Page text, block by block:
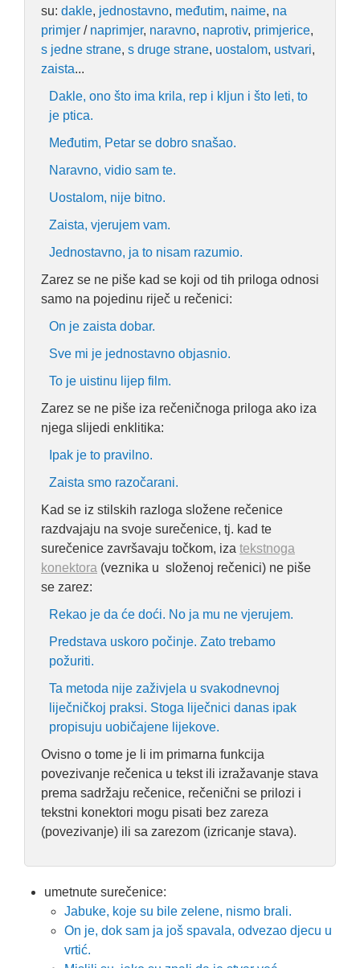
su: dakle, jednostavno, međutim, naime, na
primjer / naprimjer, naravno, naprotiv, primjerice,
s jedne strane, s druge strane, uostalom, ustvari,
zaista...
Dakle, ono što ima krila, rep i kljun i što leti, to
je ptica.
Međutim, Petar se dobro snašao.
Naravno, vidio sam te.
Uostalom, nije bitno.
Zaista, vjerujem vam.
Jednostavno, ja to nisam razumio.
Zarez se ne piše kad se koji od tih priloga odnosi
samo na pojedinu riječ u rečenici:
On je zaista dobar.
Sve mi je jednostavno objasnio.
To je uistinu lijep film.
Zarez se ne piše iza rečeničnoga priloga ako iza
njega slijedi enklitika:
Ipak je to pravilno.
Zaista smo razočarani.
Kad se iz stilskih razloga složene rečenice
razdvajaju na svoje surečenice, tj. kad te
surečenice završavaju točkom, iza tekstnoga
konektora (veznika u složenoj rečenici) ne piše
se zarez:
Rekao je da će doći. No ja mu ne vjerujem.
Predstava uskoro počinje. Zato trebamo
požuriti.
Ta metoda nije zaživjela u svakodnevnoj
liječničkoj praksi. Stoga liječnici danas ipak
propisuju uobičajene lijekove.
Ovisno o tome je li im primarna funkcija
povezivanje rečenica u tekst ili izražavanje stava
prema sadržaju rečenice, rečenični se prilozi i
tekstni konektori mogu pisati bez zareza
(povezivanje) ili sa zarezom (izricanje stava).
umetnute surečenice:
Jabuke, koje su bile zelene, nismo brali.
On je, dok sam ja još spavala, odvezao djecu u
vrtić.